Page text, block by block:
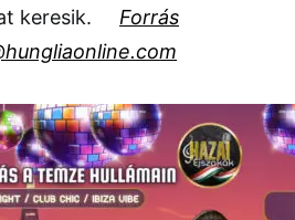
keresik. Forrás